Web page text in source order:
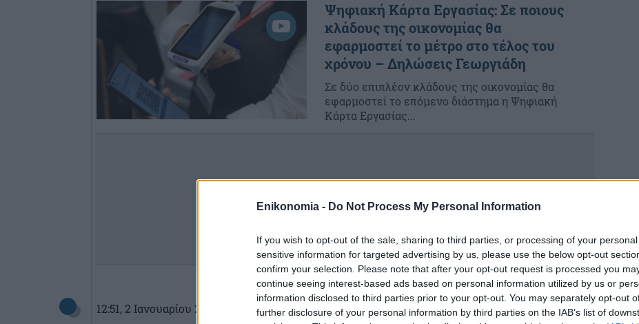
Enikonomia - Do Not Process My Personal Information
If you wish to opt-out of the sale, sharing to third parties, or processing of your
sensitive information for targeted advertising by us, please use the below opt-out
confirm your selection. Please note that after your opt-out request is processed you
continue seeing interest-based ads based on personal information utilized by us or
information disclosed to third parties prior to your opt-out. You may separately opt-out
further disclosure of your personal information by third parties on the IAB’s list of
Ψηφιακή Κάρτα Εργασίας: Σε ποιους
κλάδους της οικονομίας θα
εφαρμοστεί το μέτρο στο τέλος του
χρόνου – Δηλώσεις Γεωργιάδη
Σε δύο επιπλέον κλάδους της οικονομίας θα
εφαρμοστεί το επόμενο διάστημα η Ψηφιακή
Κάρτα Εργασίας...
12:51, 2 Ιανουαρίου 2024 My money